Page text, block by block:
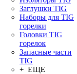
Заглушки TIG
Наборы для TIG
горелки
Головки TIG
горелок
Запасные части
TIG
+ ЕЩЕ